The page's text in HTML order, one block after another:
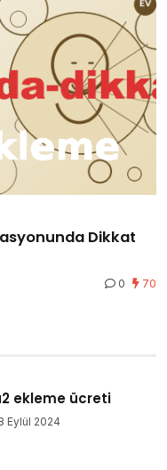
Dikkat
0 70
ekleme ücreti
Eylül 2024